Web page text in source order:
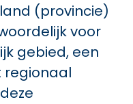
(provincie)
voor
gebied, een
regionaal